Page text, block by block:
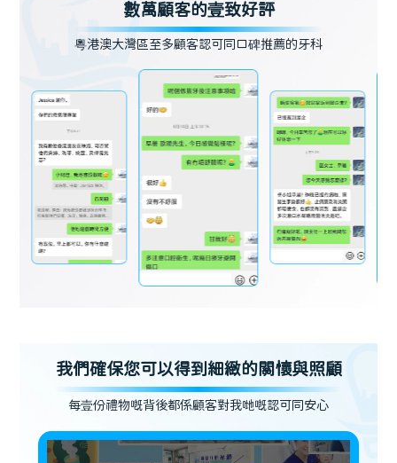
數萬顧客的壹致好評
粵港澳大灣區至多顧客認可同口碑推薦的牙科
我們確保您可以得到細緻的關懷與照顧
每壹份禮物嘅背後都係顧客對我哋嘅認可同安心